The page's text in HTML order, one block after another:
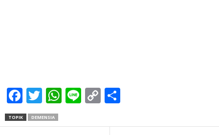
Facebook
Twitter
WhatsApp
LineCopy
TOPIK DEMENSIA